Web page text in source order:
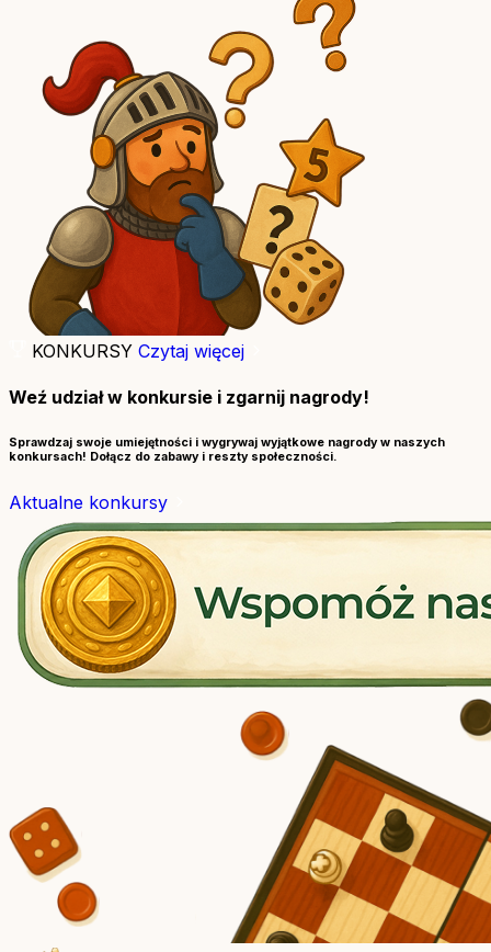
KONKURSY Czytaj więcej
Weź udział w konkursie i zgarnij nagrody!
Sprawdzaj swoje umiejętności i wygrywaj wyjątkowe nagrody w naszych
konkursach! Dołącz do zabawy i reszty społeczności.
Aktualne konkursy